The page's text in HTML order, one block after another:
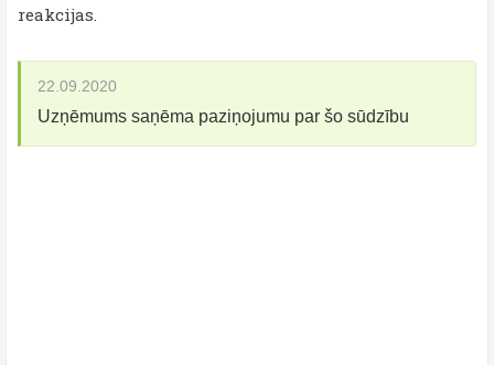
reakcijas.
22.09.2020
Uzņēmums saņēma paziņojumu par šo sūdzību